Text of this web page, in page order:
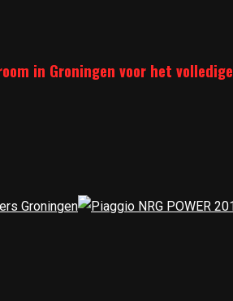
in Groningen voor het volledige